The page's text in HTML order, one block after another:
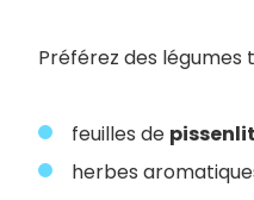
Préférez des légumes
feuilles de pissenlit
herbes